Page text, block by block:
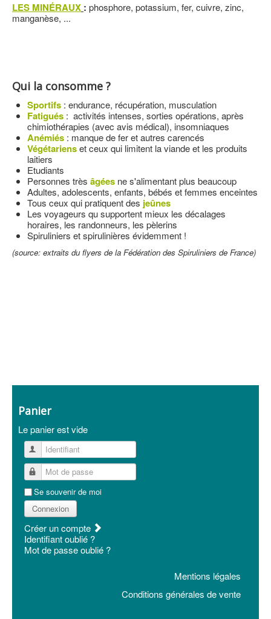
LES MINÉRAUX : phosphore, potassium, fer, cuivre, zinc,
manganèse, ...
Qui la consomme ?
Sportifs : endurance, récupération, musculation
Fatigués : activités intenses, sorties opérations, après
chimiothérapies (avec avis médical), insomniaques
Anémiés : manque de fer et autres carencés
Végétarienset ceux qui limitent la viande et les produits
laitiers
Etudiants
Personnes très âgées ne s'alimentant plus beaucoup
Adultes, adolescents, enfants, bébés et femmes enceintes
Tous ceux qui pratiquent des jeûnes
Les voyageurs qu supportent mieux les décalages
horaires, les randonneurs, les pèlerins
Spiruliniers et spirulinières évidemment !
(source: extraits du flyers de la Fédération des Spiruliniers de France)
Panier
Le panier est vide
Identifiant
Mot de passe
Se souvenir de moi
Connexion
Créer un compte
Identifiant oublié ?
Mot de passe oublié ?
Mentions légales
Conditions générales de vente